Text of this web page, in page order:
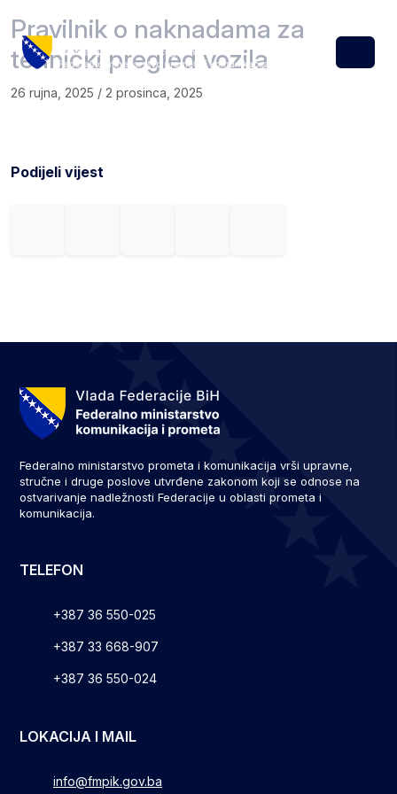
Menu
Pravilnik o naknadama za
tehnički pregled vozila
26 rujna, 2025 / 2 prosinca, 2025
Podijeli vijest
Federalno ministarstvo prometa i komunikacija vrši upravne,
stručne i druge poslove utvrđene zakonom koji se odnose na
ostvarivanje nadležnosti Federacije u oblasti prometa i
komunikacija.
TELEFON
+387 36 550-025
+387 33 668-907
+387 36 550-024
LOKACIJA I MAIL
info@fmpik.gov.ba